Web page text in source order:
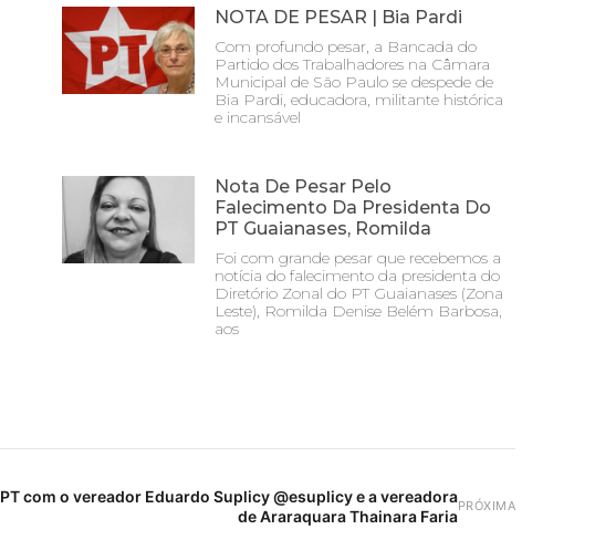
NOTA DE PESAR | Bia Pardi
Com profundo pesar, a Bancada do
Partido dos Trabalhadores na Câmara
Municipal de São Paulo se despede de
Bia Pardi, educadora, militante histórica
e incansável
Nota De Pesar Pelo
Falecimento Da Presidenta Do
PT Guaianases, Romilda
Foi com grande pesar que recebemos a
notícia do falecimento da presidenta do
Diretório Zonal do PT Guaianases (Zona
Leste), Romilda Denise Belém Barbosa,
aos
PRÓXIMA
com o vereador Eduardo Suplicy @esuplicy e a vereadora
de Araraquara Thainara Faria